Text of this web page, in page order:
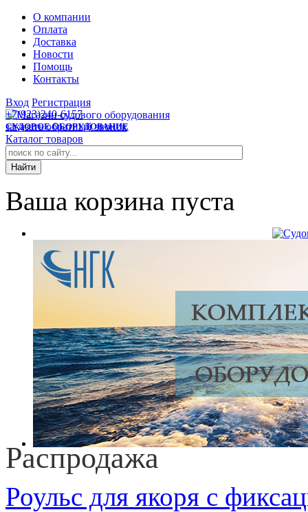
О компании
Оплата
Доставка
Новости
Помощь
Контакты
Вход Регистрация
СУДОВОЕ ОБОРУДОВАНИЕ
+7(923)240-6157
заказать обратный звонок
Каталог товаров
Ваша корзина пуста
Распродажа
Роульс для якоря с